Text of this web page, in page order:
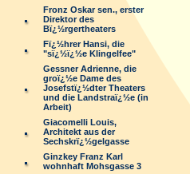
Fronz Oskar sen., erster
Direktor des
Bï¿½rgertheaters
Fï¿½hrer Hansi, die
"sï¿½ï¿½e Klingelfee"
Gessner Adrienne, die
groï¿½e Dame des
Josefstï¿½dter Theaters
und die Landstraï¿½e (in
Arbeit)
Giacomelli Louis,
Architekt aus der
Sechskrï¿½gelgasse
Ginzkey Franz Karl
wohnhaft Mohsgasse 3